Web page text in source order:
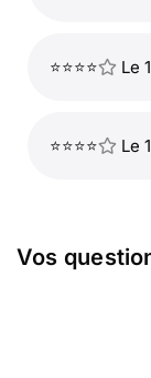
⭐⭐⭐⭐ Le
⭐⭐⭐⭐ Le
Vos